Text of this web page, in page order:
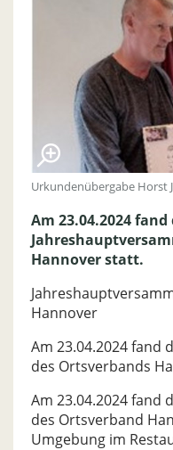
Urkundenübergabe Horst
Am 23.04.2024 fand
Hannover statt.
Hannover
Am 23.04.2024 fand
des Ortsverbands
Am 23.04.2024 fand
des Ortsverband
Umgebung im